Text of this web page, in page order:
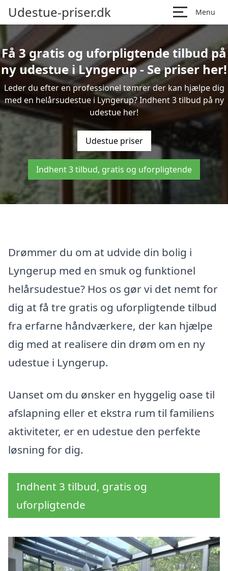
Udestue-priser.dk Menu
Få 3 gratis og uforpligtende tilbud på
ny udestue i Lyngerup - Se priser her!
Leder du efter en professionel tømrer der kan hjælpe dig
med en helårsudestue i Lyngerup? Indhent 3 tilbud på ny
udestue her!
Udestue priser
Indhent 3 tilbud, gratis og uforpligtende
Drømmer du om at udvide din bolig i
Lyngerup med en smuk og funktionel
helårsudestue? Hos os gør vi det nemt for
dig at få tre gratis og uforpligtende tilbud
fra erfarne håndværkere, der kan hjælpe
dig med at realisere din drøm om en ny
udestue i Lyngerup.
Uanset om du ønsker en hyggelig oase til
afslapning eller et ekstra rum til familiens
aktiviteter, er en udestue den perfekte
løsning for dig.
Indhent 3 tilbud, gratis og
uforpligtende